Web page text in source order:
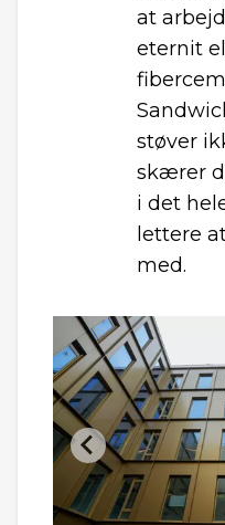
at
eternit
støver
skærer
i det
lettere
med.